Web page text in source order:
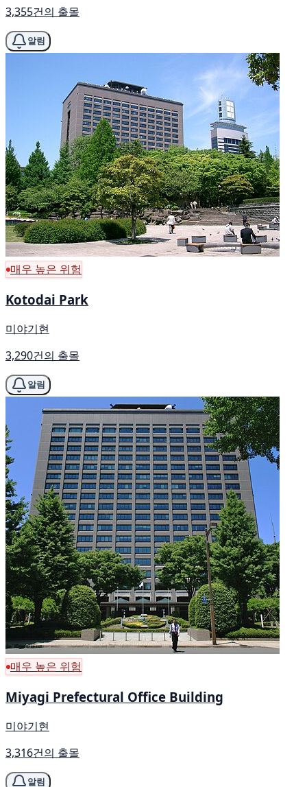
3,355건의 출몰
알림
매우 높은 위험
Kotodai Park
미야기현
3,290건의 출몰
알림
매우 높은 위험
Miyagi Prefectural Office Building
미야기현
3,316건의 출몰
알림